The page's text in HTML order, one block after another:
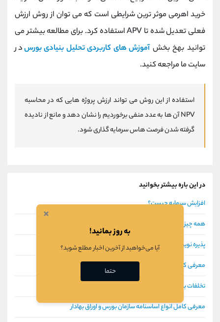
خرید اهرمی موثر ترین شرایطی است که می توان از روش ارزش
فعلی تعدیل شده تا APV استفاده کرد. برای مطالعه بیشتر می
توانید بهخ بخشآموزش های کاربردی تحلیل بنیادی بورسدر
سایت ما مراجعه کنید.
استفاده از این روش می تواند ارزش پروژه هایی که در محاسبه
NPV آن ها به عدد منفی برخوردیم را نشان دهد و مانع از نادیده
گرفته شدن فرصت هاس سرمایه گذاری شود.
در این باره بیشتر بخوانید
افزایش سرمایه چیست؟
همه چیز درباره مجامع بورسی
پذیره نویسی چیست؟
معرفی کامل سهام جایزه
تخلفات بورسی
معرفی کامل انواع اساسنامه سازمان بورس و اوراق بهادار
×
به روز بمانید!
آیا می‌خواهید از آخرین اخبار مطلع شوید؟
حتما